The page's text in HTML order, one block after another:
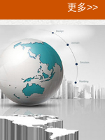
更多>>